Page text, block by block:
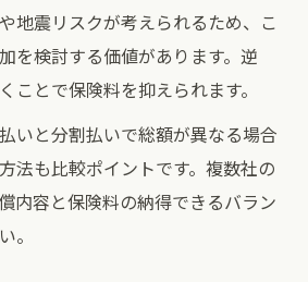
地震リスクが考えられるため、こ
を検討する価値があります。逆
ことで保険料を抑えられます。
いと分割払いで総額が異なる場合
法も比較ポイントです。複数社の
内容と保険料の納得できるバラン
。